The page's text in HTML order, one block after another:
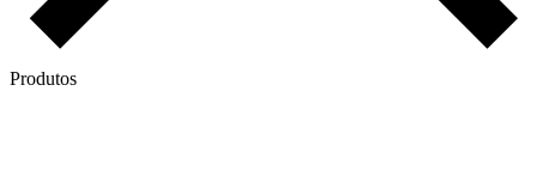
Produtos